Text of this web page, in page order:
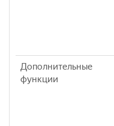
Дополнительные
функции